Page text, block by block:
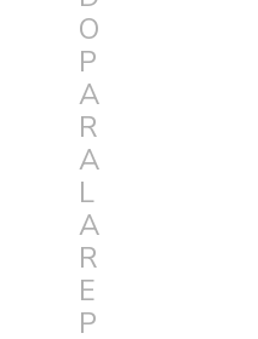
O
P
A
R
A
L
A
R
E
P